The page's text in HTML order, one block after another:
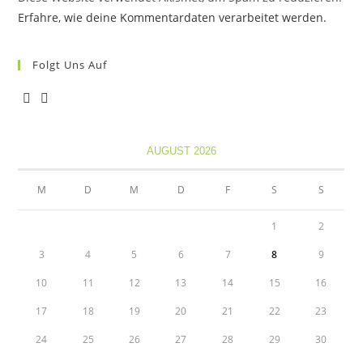
Erfahre, wie deine Kommentardaten verarbeitet werden.
Folgt Uns Auf
AUGUST 2026
M D M D F S S
1 2
3 4 5 6 7 8 9
10 11 12 13 14 15 16
17 18 19 20 21 22 23
24 25 26 27 28 29 30